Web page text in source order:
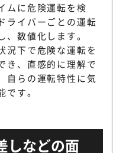
ムに危険運転を検
ライバーごとの運転
数値化します。
況下で危険な運転を
き、直感的に理解で
自らの運転特性に気
す。
しなどの面